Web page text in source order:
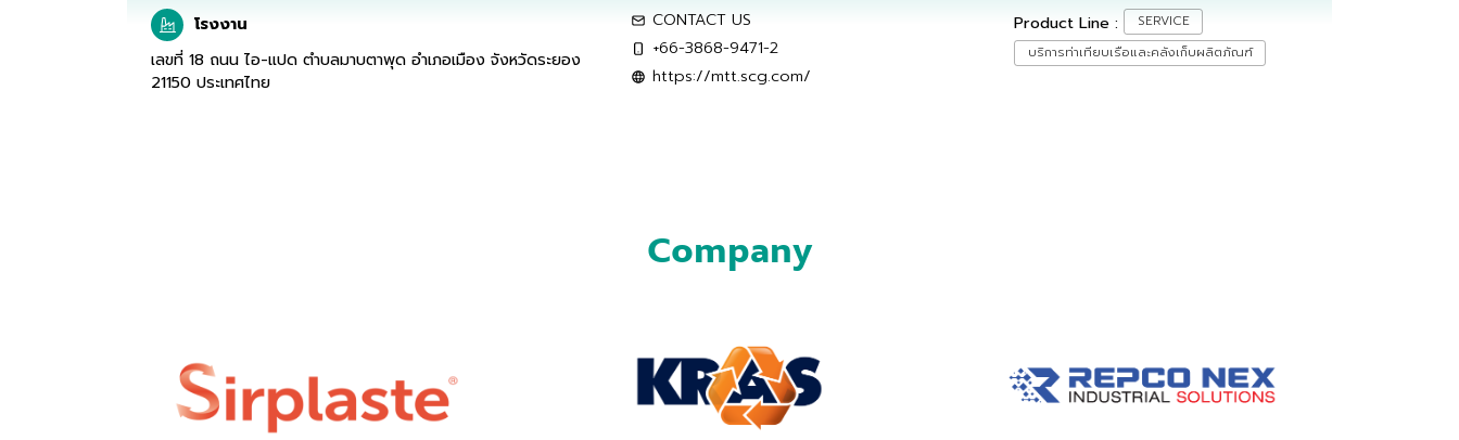
โรงงาน
เลขที่ 18 ถนน ไอ-แปด ตำบลมาบตาพุด อำเภอเมือง จังหวัดระยอง
21150 ประเทศไทย
CONTACT US
+66-3868-9471-2
https://mtt.scg.com/
Product Line :
SERVICE
บริการท่าเทียบเรือและคลังเก็บผลิตภัณฑ์
Company